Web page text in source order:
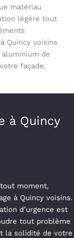
matériau
légère tout
Quincy voisins
aluminium de
façade.
à Quincy
moment,
à Quincy voisins.
d’urgence est
tout problème
la solidité de votre